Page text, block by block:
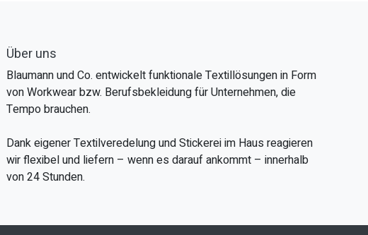
Über uns
Blaumann und Co. entwickelt funktionale Textillösungen in Form
von Workwear bzw. Berufsbekleidung für Unternehmen, die
Tempo brauchen.
Dank eigener Textilveredelung und Stickerei im Haus reagieren
wir flexibel und liefern – wenn es darauf ankommt – innerhalb
von 24 Stunden.